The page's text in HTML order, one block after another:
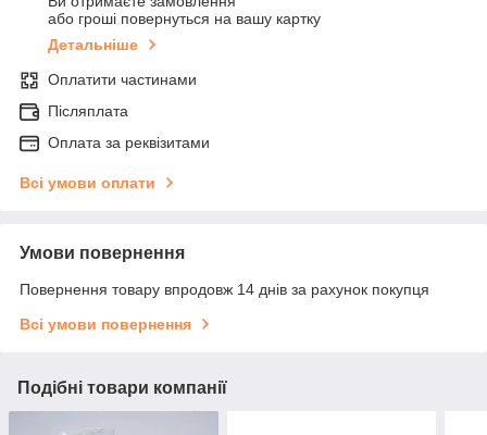
або гроші повернуться на вашу картку
Детальніше
Оплатити частинами
Післяплата
Оплата за реквізитами
Всі умови оплати
Умови повернення
Повернення товару впродовж 14 днів за рахунок покупця
Всі умови повернення
Подібні товари компанії